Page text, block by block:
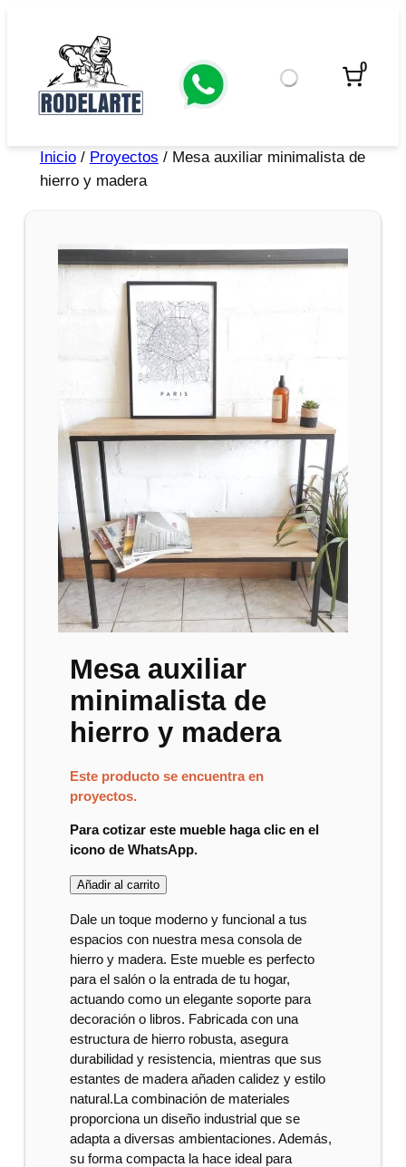
0
Inicio/ Proyectos / Mesa auxiliar minimalista de
hierro y madera
Mesa auxiliar
minimalista de
hierro y madera
Este producto se encuentra en
proyectos.
Para cotizar este mueble haga clic en el
icono de WhatsApp.
Añadir al carrito
Dale un toque moderno y funcional a tus
espacios con nuestra mesa consola de
hierro y madera. Este mueble es perfecto
para el salón o la entrada de tu hogar,
actuando como un elegante soporte para
decoración o libros. Fabricada con una
estructura de hierro robusta, asegura
durabilidad y resistencia, mientras que sus
estantes de madera añaden calidez y estilo
natural.La combinación de materiales
proporciona un diseño industrial que se
adapta a diversas ambientaciones. Además,
su forma compacta la hace ideal para